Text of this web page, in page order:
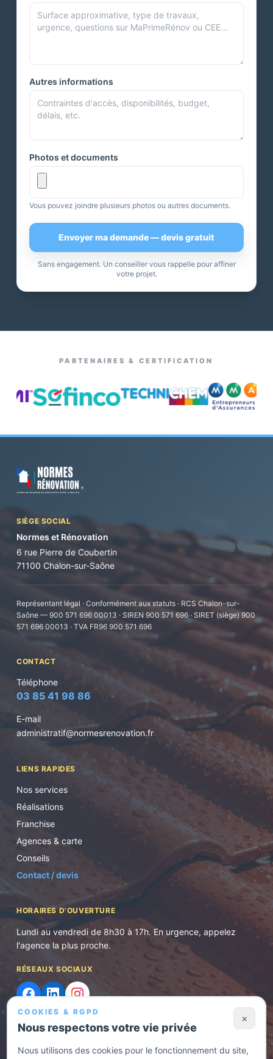
Autres informations
Photos et documents
Vous pouvez joindre plusieurs photos ou autres documents.
Envoyer ma demande — devis gratuit
Sans engagement. Un conseiller vous rappelle pour affiner
votre projet.
PARTENAIRES & CERTIFICATION
SIÈGE SOCIAL
Normes et Rénovation
6 rue Pierre de Coubertin
71100 Chalon-sur-Saône
Représentant légal · Conformément aux statuts · RCS Chalon-sur-
Saône — 900 571 696 00013 · SIREN 900 571 696 · SIRET (siège) 900
571 696 00013 · TVA FR96 900 571 696
CONTACT
Téléphone
03 85 41 98 86
E-mail
administratif@normesrenovation.fr
LIENS RAPIDES
Nos services
Réalisations
Franchise
Agences & carte
Conseils
Contact / devis
HORAIRES D'OUVERTURE
Lundi au vendredi de 8h30 à 17h. En urgence, appelez
l'agence la plus proche.
RÉSEAUX SOCIAUX
COOKIES & RGPD
Nous respectons votre vie privée
×
Nous utilisons des cookies pour le fonctionnement du site,